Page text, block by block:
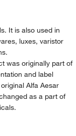
It is also used in
luxes, varistor
was originally part of
and label
Alfa Aesar
as a part of